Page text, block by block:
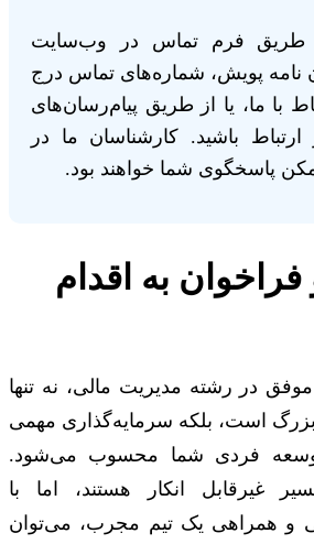
طریق فرم تماس در وب‌سایت
نامه پویش، شماره‌های تماس درج
با ما، یا از طریق پیام‌رسان‌های
ارتباط باشید. کارشناسان ما در
پاسخگوی شما خواهند بود.
به اقدام
در رشته مدیریت مالی، نه تنها
بزرگ است، بلکه سرمایه‌گذاری مهمی
فردی شما محسوب می‌شود.
غیرقابل انکار هستند، اما با
و همراهی یک تیم مجرب، می‌توان